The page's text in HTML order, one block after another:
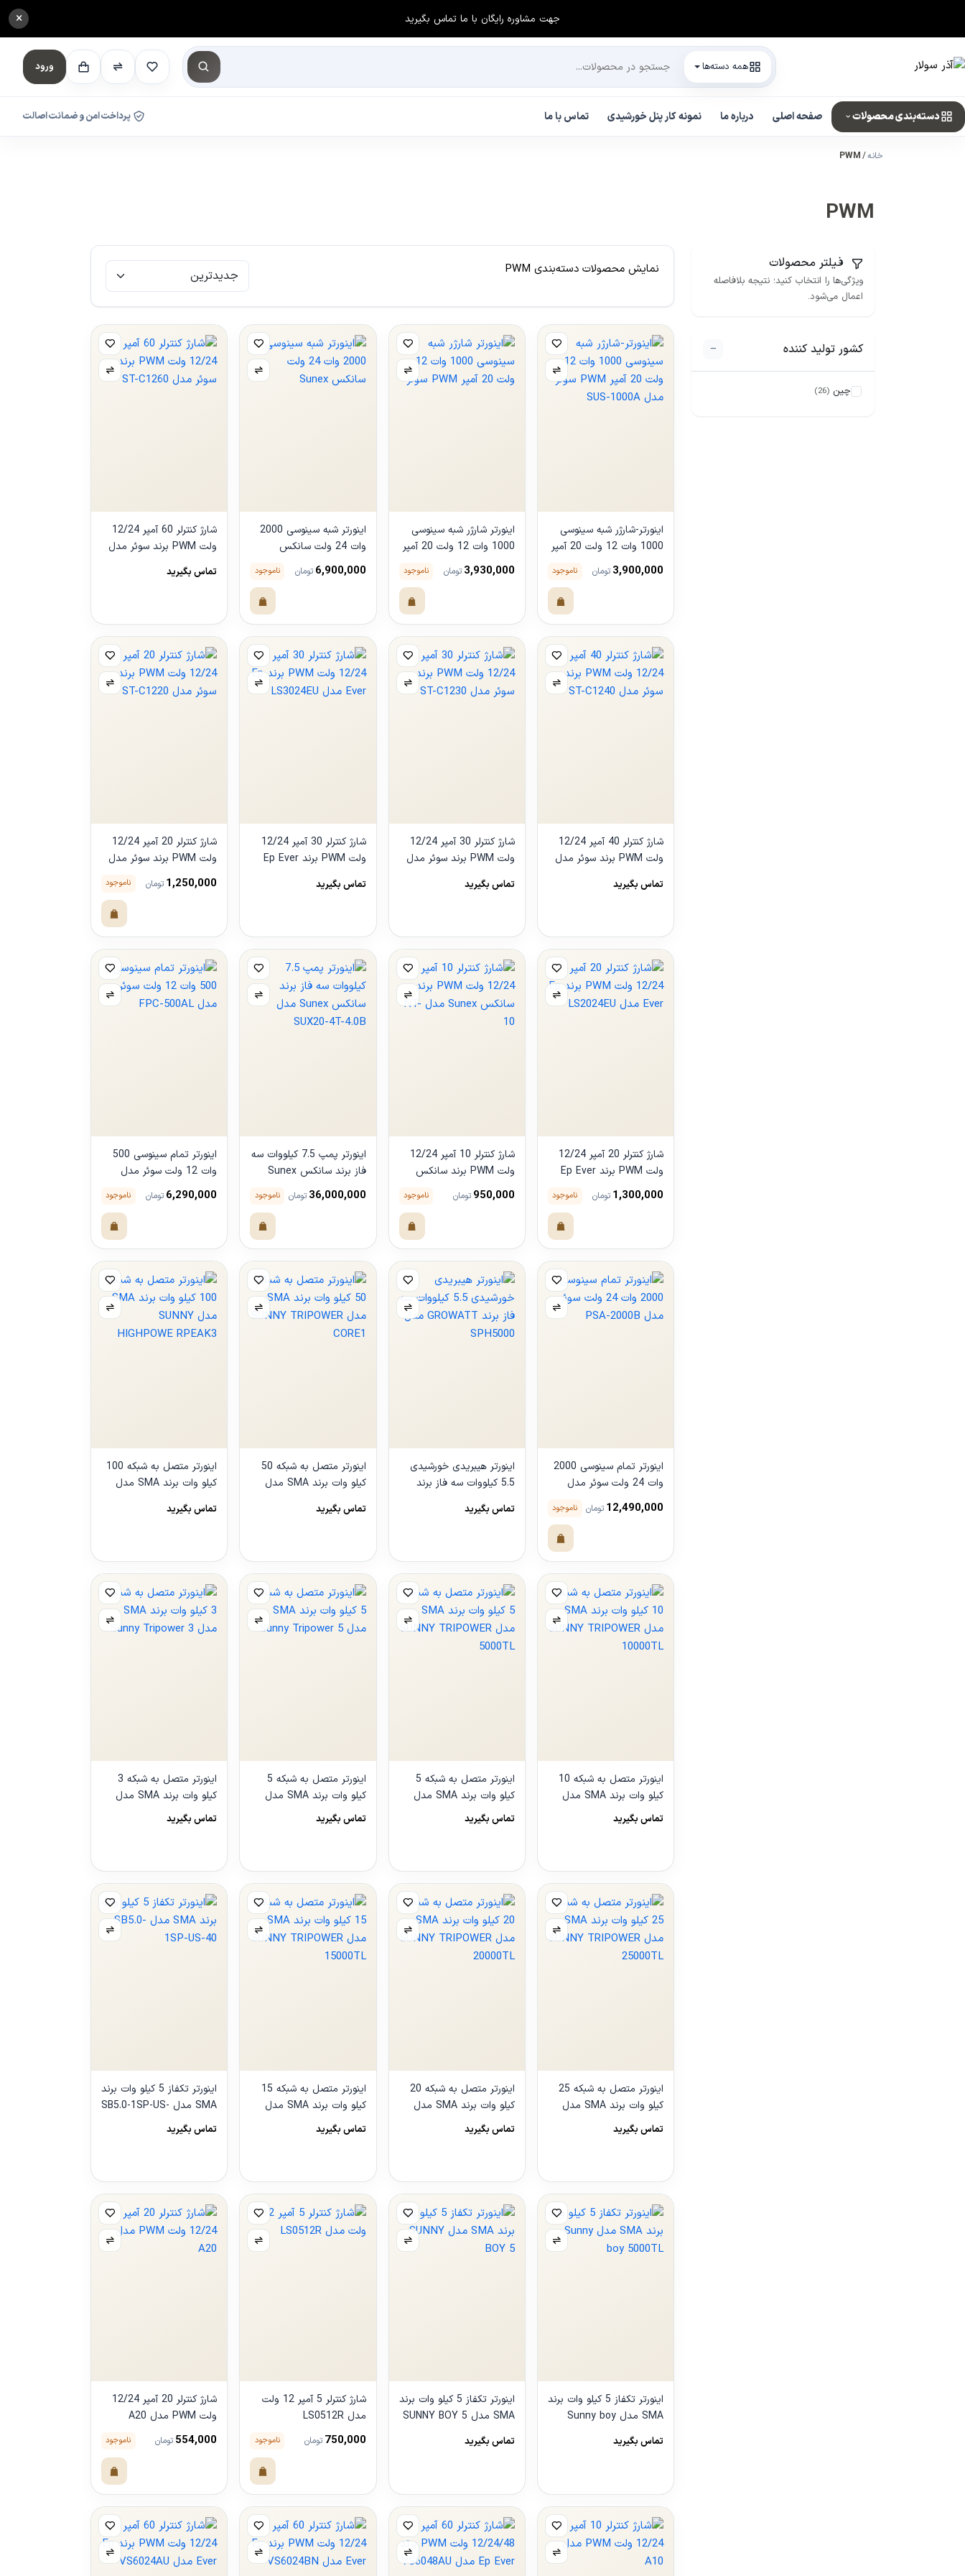
جهت مشاوره رایگان با ما تماس بگیرید ×
همه دسته‌ها ورود
دسته‌بندی محصولات صفحه اصلی درباره ما نمونه کار پنل خورشیدی تماس با ما پرداخت امن و ضمانت اصالت
خانه PWM
PWM
فیلتر محصولات
ویژگی‌ها را انتخاب کنید؛ نتیجه بلافاصله
اعمال می‌شود.
کشور تولید کننده −جمع/باز کردن کشور تولید کننده
چین (26)
نمایش محصولات دسته‌بندی PWM
اینورتر-شارژر شبه سینوسی
1000 وات 12 ولت 20 آمپر
1000A
3,900,000 تومان ناموجود
اینورتر شارژر شبه سینوسی
1000 وات 12 ولت 20 آمپر
PWM سوئر
3,930,000 تومان ناموجود
اینورتر شبه سینوسی 2000
وات 24 ولت سانکس
Sunex
6,900,000 تومان ناموجود
شارژ کنترلر 60 آمپر 12/24
ولت PWM برند سوئر مدل
ST-C1260
تماس بگیرید
شارژ کنترلر 40 آمپر 12/24
ولت PWM برند سوئر مدل
تماس بگیرید
شارژ کنترلر 30 آمپر 12/24
ولت PWM برند سوئر مدل
تماس بگیرید
شارژ کنترلر 30 آمپر 12/24
ولت PWM برند Ep Ever
تماس بگیرید
شارژ کنترلر 20 آمپر 12/24
ولت PWM برند سوئر مدل
ST-C1220
1,250,000 تومان ناموجود
شارژ کنترلر 20 آمپر 12/24
ولت PWM برند Ep Ever
مدل LS2024EU
1,300,000 تومان ناموجود
شارژ کنترلر 10 آمپر 12/24
ولت PWM برند سانکس
Sunex مدل NT-10
950,000 تومان ناموجود
اینورتر پمپ 7.5 کیلووات سه
فاز برند سانکس Sunex
مدل SUX20-4T-4.0B
36,000,000 تومان ناموجود
اینورتر تمام سینوسی 500
وات 12 ولت سوئر مدل
FPC-500AL
6,290,000 تومان ناموجود
اینورتر تمام سینوسی 2000
وات 24 ولت سوئر مدل
PSA-2000B
12,490,000 تومان ناموجود
اینورتر هیبریدی خورشیدی
5.5 کیلووات سه فاز برند
SPH5000
تماس بگیرید
اینورتر متصل به شبکه 50
کیلو وات برند SMA مدل
SUNNY TRIPOWER
CORE1
تماس بگیرید
اینورتر متصل به شبکه 100
کیلو وات برند SMA مدل
SUNNY HIGHPOWE
RPEAK3
تماس بگیرید
اینورتر متصل به شبکه 10
کیلو وات برند SMA مدل
SUNNY TRIPOWER
10000TL
تماس بگیرید
اینورتر متصل به شبکه 5
کیلو وات برند SMA مدل
SUNNY TRIPOWER
5000TL
تماس بگیرید
اینورتر متصل به شبکه 5
کیلو وات برند SMA مدل
Sunny Tripower 5
تماس بگیرید
اینورتر متصل به شبکه 3
کیلو وات برند SMA مدل
Sunny Tripower 3
تماس بگیرید
اینورتر متصل به شبکه 25
کیلو وات برند SMA مدل
SUNNY TRIPOWER
25000TL
تماس بگیرید
اینورتر متصل به شبکه 20
کیلو وات برند SMA مدل
SUNNY TRIPOWER
20000TL
تماس بگیرید
اینورتر متصل به شبکه 15
کیلو وات برند SMA مدل
SUNNY TRIPOWER
15000TL
تماس بگیرید
اینورتر تکفاز 5 کیلو وات برند
SMA مدل SB5.0-1SP-US-
40
تماس بگیرید
اینورتر تکفاز 5 کیلو وات برند
SMA مدل Sunny boy
5000TL
تماس بگیرید
اینورتر تکفاز 5 کیلو وات برند
SMA مدل SUNNY BOY 5
تماس بگیرید
شارژ کنترلر 5 آمپر 12 ولت
مدل LS0512R
750,000 تومان ناموجود
شارژ کنترلر 20 آمپر 12/24
ولت PWM مدل A20
554,000 تومان ناموجود